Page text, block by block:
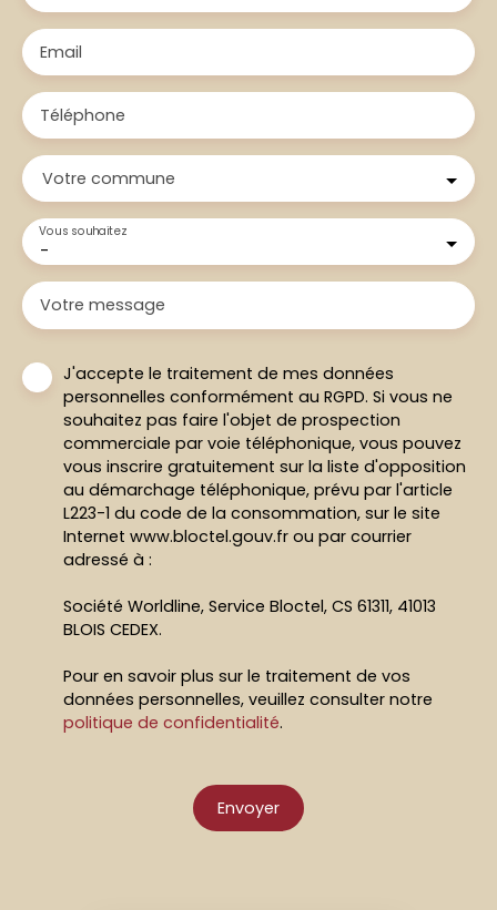
Email
Téléphone
Votre commune
-
Vous souhaitez
Votre message
J'accepte le traitement de mes données
personnelles conformément au RGPD. Si vous ne
souhaitez pas faire l'objet de prospection
commerciale par voie téléphonique, vous pouvez
vous inscrire gratuitement sur la liste d'opposition
au démarchage téléphonique, prévu par l'article
L223-1 du code de la consommation, sur le site
Internet www.bloctel.gouv.fr ou par courrier
adressé à :
Société Worldline, Service Bloctel, CS 61311, 41013
BLOIS CEDEX.
Pour en savoir plus sur le traitement de vos
données personnelles, veuillez consulter notre
politique de confidentialité.
Envoyer